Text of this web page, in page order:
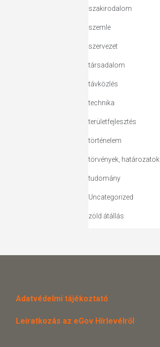
szakirodalom
szemle
szervezet
társadalom
távközlés
technika
területfejlesztés
történelem
törvények, határozatok
tudomány
Uncategorized
zöld átállás
Adatvédelmi tájékoztató
Leiratkozás az eGov Hírlevélről